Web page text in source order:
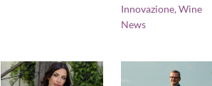
Innovazione,Wine
News